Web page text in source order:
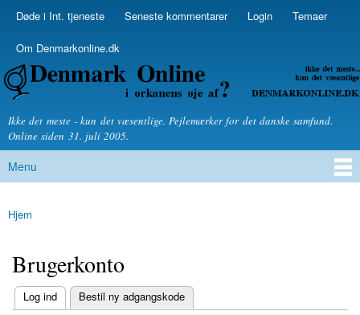
Skip to
Secondary menu
Døde i Int. tjeneste Seneste kommentarer Login Temaer
Om Denmarkonline.dk
Denmarkonline.dk - blognyheder om politik
Ikke det meste - kun det væsentlige. Pejlemærker for det danske samfund.
Online siden 31. juli 2005.
Main menu
Menu
You are here
Hjem
Brugerkonto
Log ind
(active tab) Bestil ny adgangskode